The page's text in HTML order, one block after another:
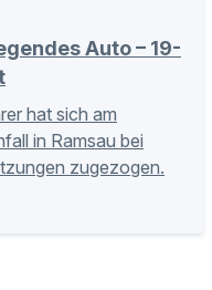
Auto – 19-
hat sich am
in Ramsau bei
zugezogen.